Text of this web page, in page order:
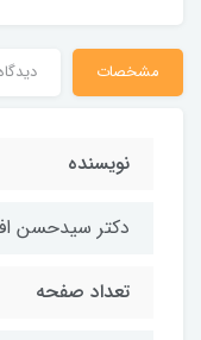
مشخصات
نویسنده
دکتر سیدحسن
تعداد صفحه